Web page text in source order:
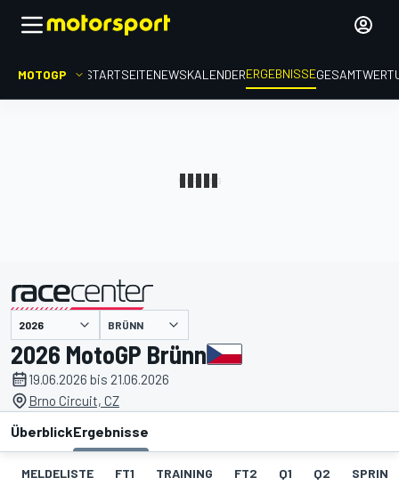
MOTOGP STARTSEITENEWSKALENDERERGEBNISSE
BRÜNN
2026 MotoGP Brünn
19.06.2026 bis 21.06.2026
Brno Circuit, CZ
ÜberblickErgebnisse
MELDELISTE FT1 TRAINING FT2 Q1 Q2 SPRINT